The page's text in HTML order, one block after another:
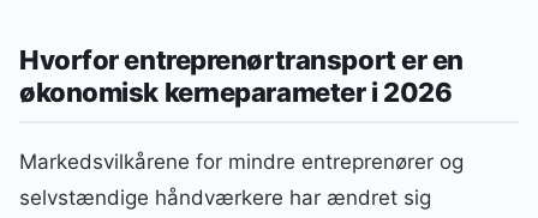
Hvorfor entreprenørtransport er en
økonomisk kerneparameter i 2026
Markedsvilkårene for mindre entreprenører og
selvstændige håndværkere har ændret sig